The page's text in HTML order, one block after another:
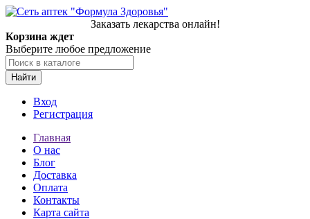
Заказать лекарства онлайн!
Корзина ждет
Выберите любое предложение
Найти
Вход
Регистрация
Главная
О нас
Блог
Доставка
Оплата
Контакты
Карта сайта